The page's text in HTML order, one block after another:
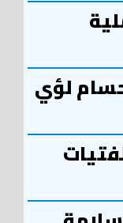
54 عملية
لؤي